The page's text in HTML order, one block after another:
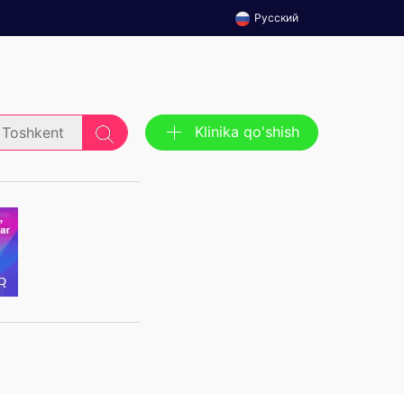
Русский
Toshkent Klinika qo'shish